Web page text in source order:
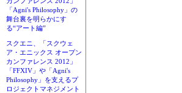
「Agni's Philosophy」の
舞台裏を明らかにす
る“アート編”
スクエニ、「スクウェ
ア・エニックス オープン
カンファレンス 2012」
「FFXIV」や「Agni's
Philosophy」を支えるプ
ロジェクトマネジメント